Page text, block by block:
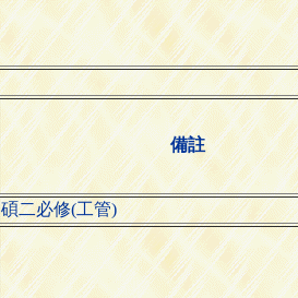
備註
碩二必修(工管)